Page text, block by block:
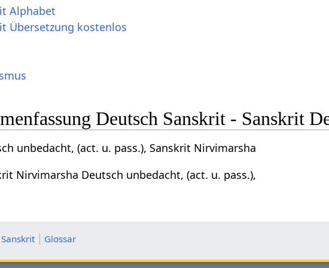
Alphabet
Übersetzung kostenlos
Deutsch Sanskrit - Sanskrit
unbedacht, (act. u. pass.), Sanskrit Nirvimarsha
Nirvimarsha Deutsch unbedacht, (act. u. pass.),
Sanskrit Glossar